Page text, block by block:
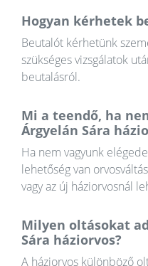
Hogyan kérhetek
Beutalót kérhetünk
szükséges vizsgálatok
beutalásról.
Mi a teendő, ha
Árgyelán Sára
Ha nem vagyunk
lehetőség van
vagy az új háziorvosnál
Milyen oltásokat
Sára háziorvos?
A háziorvos különböző